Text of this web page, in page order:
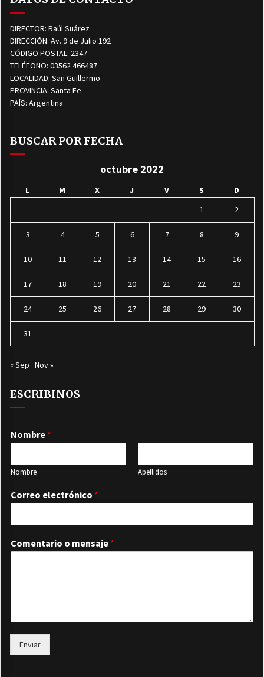
DIRECTOR: Raúl Suárez
DIRECCIÓN: Av. 9 de Julio 192
CÓDIGO POSTAL: 2347
TELÉFONO: 03562 466487
LOCALIDAD: San Guillermo
PROVINCIA: Santa Fe
PAÍS: Argentina
BUSCAR POR FECHA
octubre 2022
L M X J V S
D
1
2
3 4 5 6 7 8 9
10 11 12 13 14 15 16
17 18 19 20 21 22 23
24 25 26 27 28 29 30
31
« Sep Nov »
ESCRIBINOS
Nombre *
Nombre Apellidos
Correo electrónico *
Comentario o mensaje *
Enviar